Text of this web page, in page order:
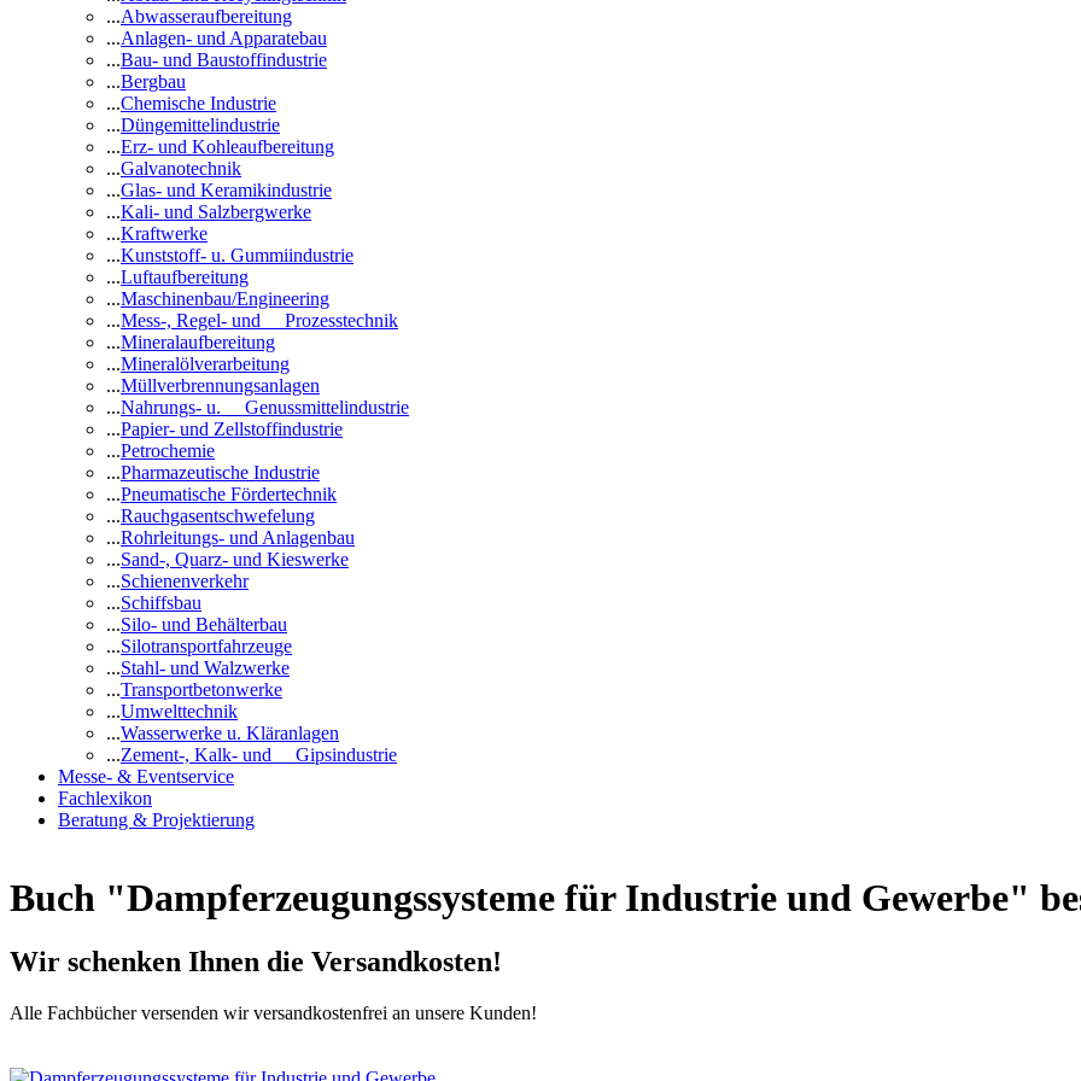
...Abwasseraufbereitung
...Anlagen- und Apparatebau
...Bau- und Baustoffindustrie
...Bergbau
...Chemische Industrie
...Düngemittelindustrie
...Erz- und Kohleaufbereitung
...Galvanotechnik
...Glas- und Keramikindustrie
...Kali- und Salzbergwerke
...Kraftwerke
...Kunststoff- u. Gummiindustrie
...Luftaufbereitung
...Maschinenbau/Engineering
...Mess-, Regel- und Prozesstechnik
...Mineralaufbereitung
...Mineralölverarbeitung
...Müllverbrennungsanlagen
...Nahrungs- u. Genussmittelindustrie
...Papier- und Zellstoffindustrie
...Petrochemie
...Pharmazeutische Industrie
...Pneumatische Fördertechnik
...Rauchgasentschwefelung
...Rohrleitungs- und Anlagenbau
...Sand-, Quarz- und Kieswerke
...Schienenverkehr
...Schiffsbau
...Silo- und Behälterbau
...Silotransportfahrzeuge
...Stahl- und Walzwerke
...Transportbetonwerke
...Umwelttechnik
...Wasserwerke u. Kläranlagen
...Zement-, Kalk- und Gipsindustrie
Messe- & Eventservice
Fachlexikon
Beratung & Projektierung
Buch "Dampferzeugungssysteme für Industrie und Gewerbe"
Wir schenken Ihnen die Versandkosten!
Alle Fachbücher versenden wir versandkostenfrei an unsere Kunden!